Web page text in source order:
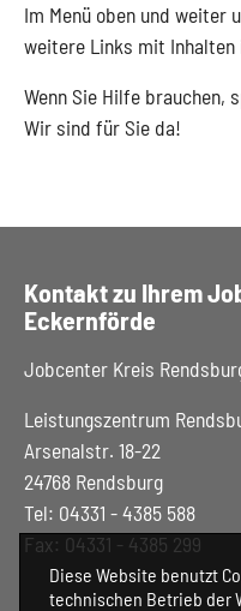
Im Menü oben und weiter
weitere Links mit Inhalten
Wenn Sie Hilfe brauchen,
Wir sind für Sie da!
Kontakt zu Ihrem
Eckernförde
Jobcenter Kreis
Leistungszentrum
Arsenalstr. 18-22
24768 Rendsburg
Tel: 04331 - 4385 588
Fax: 04331 - 4385 299
Diese Website benutzt
technischen Betrieb der